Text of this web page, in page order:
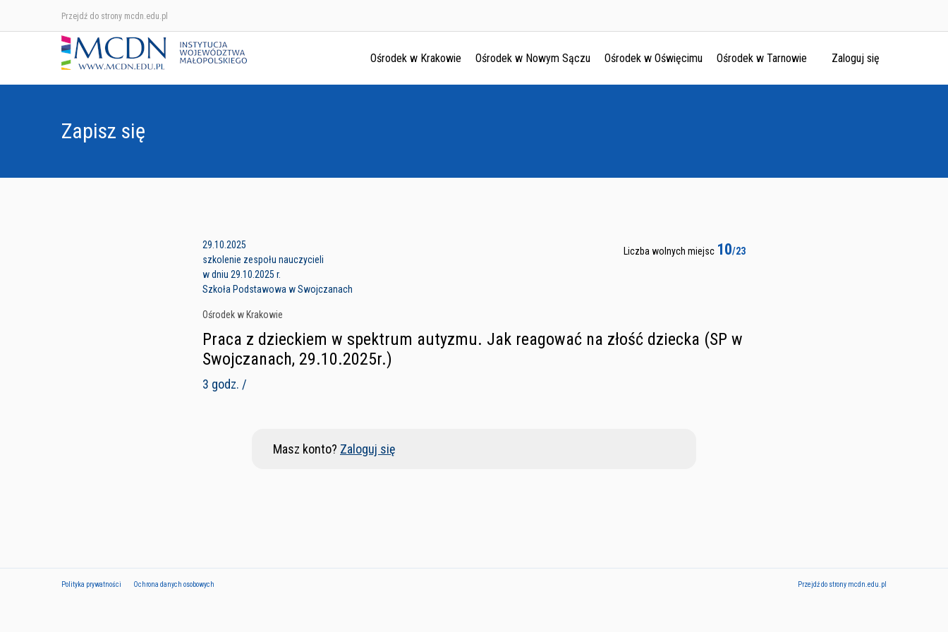
Przejdź do strony mcdn.edu.pl
Ośrodek w Krakowie Ośrodek w Nowym Sączu Ośrodek w Oświęcimu Ośrodek w Tarnowie Zaloguj się
Zapisz się
29.10.2025
szkolenie zespołu nauczycieli
w dniu 29.10.2025 r.
Szkoła Podstawowa w Swojczanach
Ośrodek w Krakowie
Liczba wolnych miejsc 10/23
Praca z dzieckiem w spektrum autyzmu. Jak reagować na złość dziecka (SP w
Swojczanach, 29.10.2025r.)
3 godz. /
Masz konto? Zaloguj się
Polityka prywatności Ochrona danych osobowych Przejdź do strony mcdn.edu.pl
Ośrodek w Krakowie